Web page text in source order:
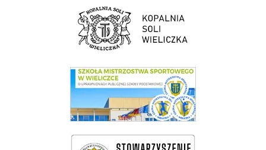
link do strony Kopalni Soli Wieliczka
link do SMS Wieliczka
wieliczka-wieliczanie na bis